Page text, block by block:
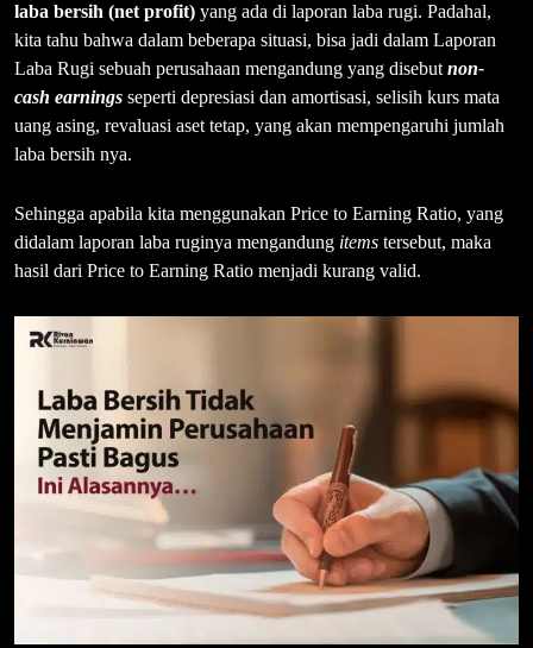
laba bersih (net profit) yang ada di laporan laba rugi. Padahal,
kita tahu bahwa dalam beberapa situasi, bisa jadi dalam Laporan
Laba Rugi sebuah perusahaan mengandung yang disebut non-
cash earnings seperti depresiasi dan amortisasi, selisih kurs mata
uang asing, revaluasi aset tetap, yang akan mempengaruhi jumlah
laba bersih nya.
Sehingga apabila kita menggunakan Price to Earning Ratio, yang
didalam laporan laba ruginya mengandung items tersebut, maka
hasil dari Price to Earning Ratio menjadi kurang valid.